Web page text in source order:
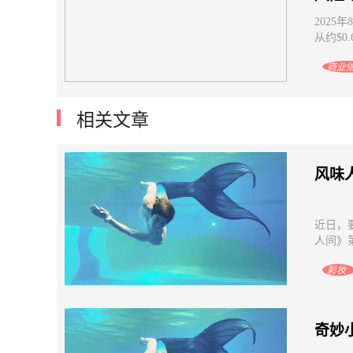
2025年
从约
商业
相关文章
风味
近日，
人间》
彩妆
奇妙